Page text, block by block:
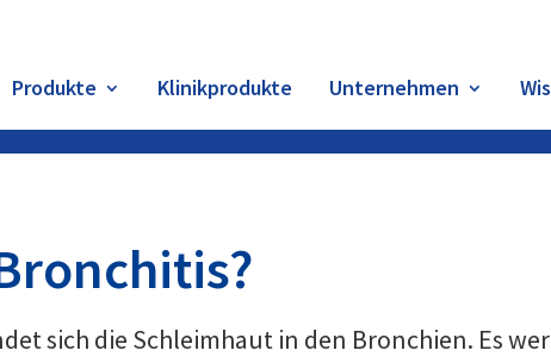
Produkte Klinikprodukte Unternehmen
sich die Schleimhaut in den Bronchien. Es